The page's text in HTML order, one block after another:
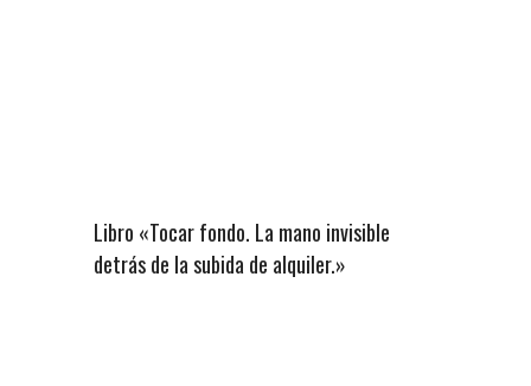
Libro «Tocar fondo. La mano invisible
detrás de la subida de alquiler.»